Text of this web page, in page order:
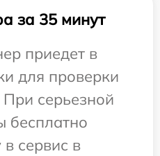
за 35 минут
приедет в
для проверки
При серьезной
бесплатно
сервис в